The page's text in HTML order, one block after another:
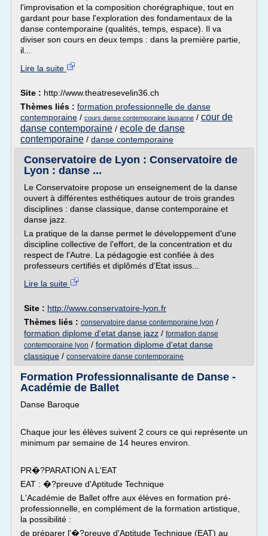
l'improvisation et la composition chorégraphique, tout en
gardant pour base l'exploration des fondamentaux de la
danse contemporaine (qualités, temps, espace). Il va
diviser son cours en deux temps : dans la première partie,
il...
Lire la suite
Site : http://www.theatresevelin36.ch
Thèmes liés : formation professionnelle de danse
contemporaine / cours danse contemporaine lausanne / cour de
danse contemporaine / ecole de danse
contemporaine / danse contemporaine
Conservatoire de Lyon : Conservatoire de
Lyon : danse ...
Le Conservatoire propose un enseignement de la danse
ouvert à différentes esthétiques autour de trois grandes
disciplines : danse classique, danse contemporaine et
danse jazz.
La pratique de la danse permet le développement d'une
discipline collective de l'effort, de la concentration et du
respect de l'Autre. La pédagogie est confiée à des
professeurs certifiés et diplômés d'Etat issus...
Lire la suite
Site : http://www.conservatoire-lyon.fr
Thèmes liés : conservatoire danse contemporaine lyon /
formation diplome d'etat danse jazz / formation danse
contemporaine lyon / formation diplome d'etat danse
classique / conservatoire danse contemporaine
Formation Professionnalisante de Danse -
Académie de Ballet
Danse Baroque
Chaque jour les élèves suivent 2 cours ce qui représente un
minimum par semaine de 14 heures environ.
PR�?PARATION A L'EAT
EAT : �?preuve d'Aptitude Technique
L'Académie de Ballet offre aux élèves en formation pré-
professionnelle, en complément de la formation artistique,
la possibilité :
de préparer l'�?preuve d'Aptitude Technique (EAT) au